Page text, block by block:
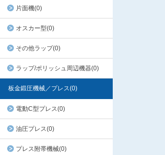
片面機(0)
オスカー型(0)
その他ラップ(0)
ラップ/ポリッシュ周辺機器(0)
板金鍛圧機械／プレス(0)
電動C型プレス(0)
油圧プレス(0)
プレス附帯機械(0)